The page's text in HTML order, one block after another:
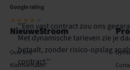
''Een vast contract zou ons
Met dynamische tarieven zie je
betaalt, zonder risico-opslag
contract.''
Google rating
★★★★
NieuweStroom
Over ons
Klantverhalen